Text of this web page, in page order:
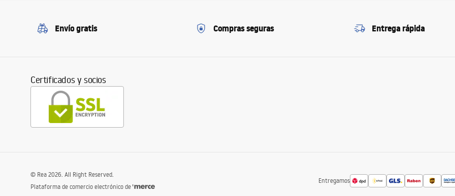
Envío gratis Compras seguras Entrega rápida
Certificados y socios
Entregamos
© Rea 2026. All Right Reserved.
Plataforma de comercio electrónico de